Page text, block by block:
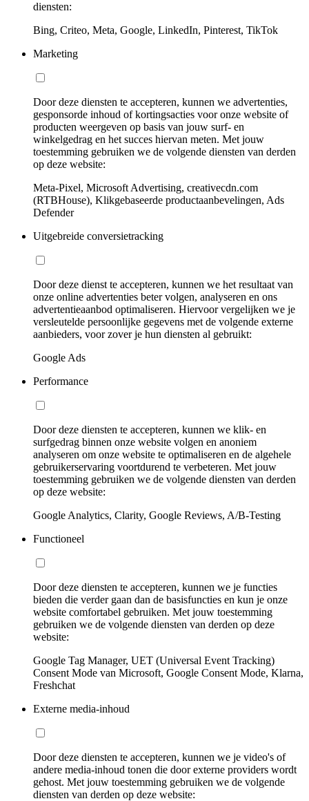
diensten:
Bing, Criteo, Meta, Google, LinkedIn, Pinterest, TikTok
Marketing
Door deze diensten te accepteren, kunnen we advertenties,
gesponsorde inhoud of kortingsacties voor onze website of
producten weergeven op basis van jouw surf- en
winkelgedrag en het succes hiervan meten. Met jouw
toestemming gebruiken we de volgende diensten van derden
op deze website:
Meta-Pixel, Microsoft Advertising, creativecdn.com
(RTBHouse), Klikgebaseerde productaanbevelingen, Ads
Defender
Uitgebreide conversietracking
Door deze dienst te accepteren, kunnen we het resultaat van
onze online advertenties beter volgen, analyseren en ons
advertentieaanbod optimaliseren. Hiervoor vergelijken we je
versleutelde persoonlijke gegevens met de volgende externe
aanbieders, voor zover je hun diensten al gebruikt:
Google Ads
Performance
Door deze diensten te accepteren, kunnen we klik- en
surfgedrag binnen onze website volgen en anoniem
analyseren om onze website te optimaliseren en de algehele
gebruikerservaring voortdurend te verbeteren. Met jouw
toestemming gebruiken we de volgende diensten van derden
op deze website:
Google Analytics, Clarity, Google Reviews, A/B-Testing
Functioneel
Door deze diensten te accepteren, kunnen we je functies
bieden die verder gaan dan de basisfuncties en kun je onze
website comfortabel gebruiken. Met jouw toestemming
gebruiken we de volgende diensten van derden op deze
website:
Google Tag Manager, UET (Universal Event Tracking)
Consent Mode van Microsoft, Google Consent Mode, Klarna,
Freshchat
Externe media-inhoud
Door deze diensten te accepteren, kunnen we je video's of
andere media-inhoud tonen die door externe providers wordt
gehost. Met jouw toestemming gebruiken we de volgende
diensten van derden op deze website: